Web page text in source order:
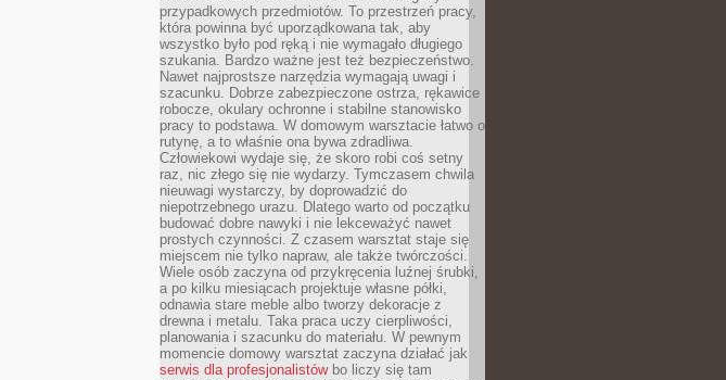
przypadkowych przedmiotów. To przestrzeń pracy,
która powinna być uporządkowana tak, aby
wszystko było pod ręką i nie wymagało długiego
szukania. Bardzo ważne jest też bezpieczeństwo.
Nawet najprostsze narzędzia wymagają uwagi i
szacunku. Dobrze zabezpieczone ostrza, rękawice
robocze, okulary ochronne i stabilne stanowisko
pracy to podstawa. W domowym warsztacie łatwo o
rutynę, a to właśnie ona bywa zdradliwa.
Człowiekowi wydaje się, że skoro robi coś setny
raz, nic złego się nie wydarzy. Tymczasem chwila
nieuwagi wystarczy, by doprowadzić do
niepotrzebnego urazu. Dlatego warto od początku
budować dobre nawyki i nie lekceważyć nawet
prostych czynności. Z czasem warsztat staje się
miejscem nie tylko napraw, ale także twórczości.
Wiele osób zaczyna od przykręcenia luźnej śrubki,
a po kilku miesiącach projektuje własne półki,
odnawia stare meble albo tworzy dekoracje z
drewna i metalu. Taka praca uczy cierpliwości,
planowania i szacunku do materiału. W pewnym
momencie domowy warsztat zaczyna działać jak
serwis dla profesjonalistówbo liczy się tam